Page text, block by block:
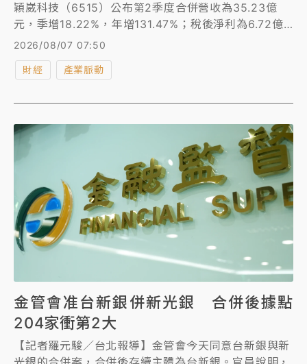
穎崴科技（6515）公布第2季度合併營收為35.23億
元，季增18.22%，年增131.47%；稅後淨利為6.72億
元，季減3.86%，年增227.8%；毛利率為38%，較上
季減少5個百分點，較去年同期減少11個百分點；單季
每股純益18.7元；累計上半年合併營收為65.04億元，
年同期新高。展望第3季訂單能見度提高、業續將持續
強勁。
2026/08/07 07:50
財經 產業脈動
金管會准台新銀併新光銀 合併後據點
204家衝第2大
【記者羅元駿／台北報導】金管會今天同意台新銀與新